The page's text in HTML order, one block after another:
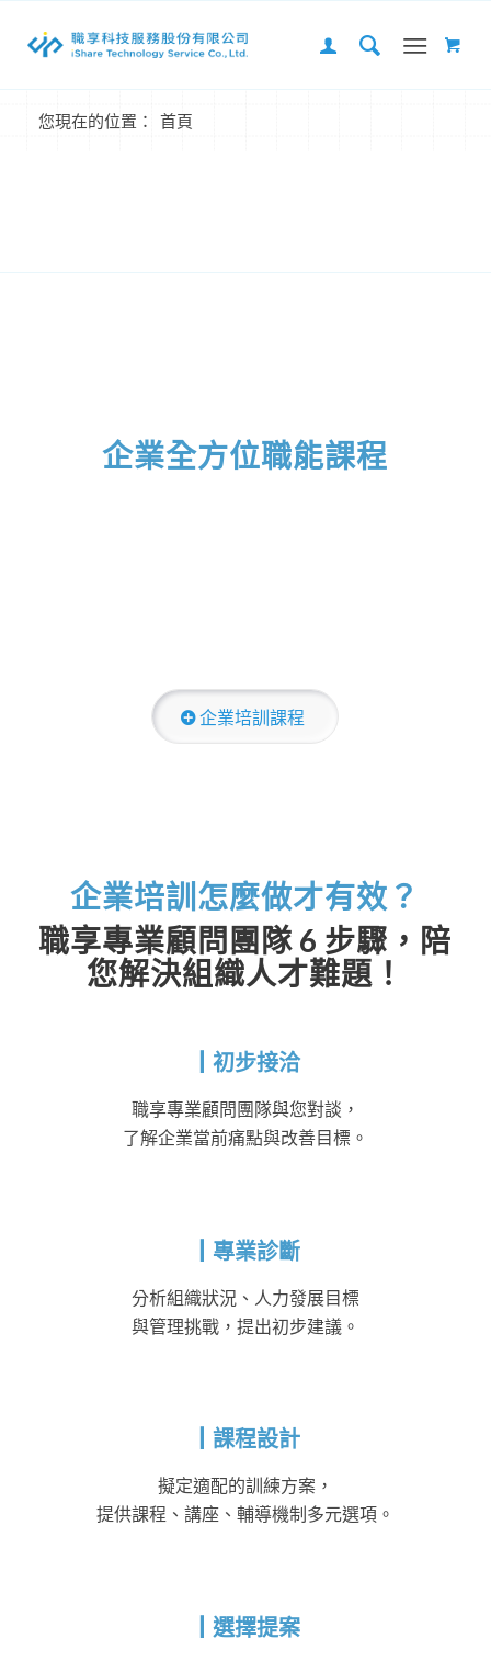
您現在的位置： 首頁
企業全方位職能課程
企業培訓課程
企業培訓怎麼做才有效？
職享專業顧問團隊 6 步驟，陪
您解決組織人才難題！
┃初步接洽
職享專業顧問團隊與您對談，
了解企業當前痛點與改善目標。
┃專業診斷
分析組織狀況、人力發展目標
與管理挑戰，提出初步建議。
┃課程設計
擬定適配的訓練方案，
提供課程、講座、輔導機制多元選項。
┃選擇提案